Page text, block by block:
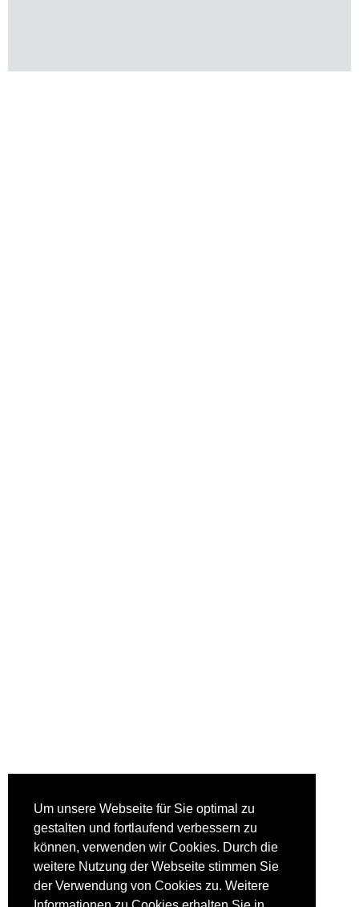
Um unsere Webseite für Sie optimal zu
gestalten und fortlaufend verbessern zu
können, verwenden wir Cookies. Durch die
weitere Nutzung der Webseite stimmen Sie
der Verwendung von Cookies zu. Weitere